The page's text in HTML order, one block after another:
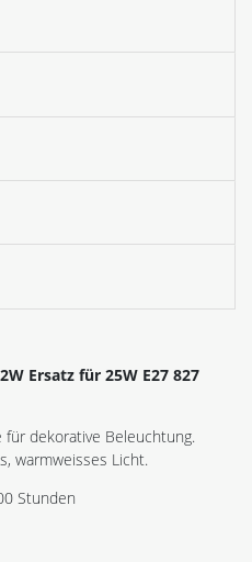
Ersatz für 25W E27 827
für dekorative Beleuchtung.
warmweisses Licht.
Stunden